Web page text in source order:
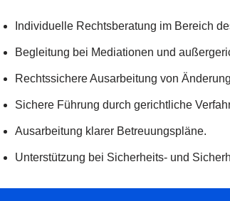
Individuelle Rechtsberatung im Bereich
Begleitung bei Mediationen und
Rechtssichere Ausarbeitung von
Sichere Führung durch gerichtliche
Ausarbeitung klarer Betreuungspläne.
Unterstützung bei Sicherheits- und